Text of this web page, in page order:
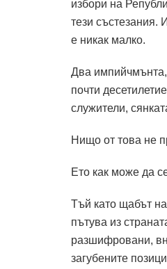
избори на
тези
е никак малко.
Два импийчмънта,
почти
служители,
Нищо от това не
Ето как може да
Тъй като щабът
пътува из
разшифровани,
загубените